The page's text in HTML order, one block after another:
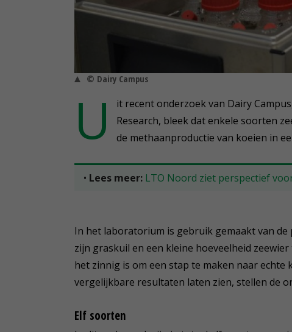
© Dairy Campus
U
it recent onderzoek van Dairy
Research, bleek dat enkele soorten
de methaanproductie van koeien in
• Lees meer: LTO Noord ziet perspectief
In het laboratorium is gebruik gemaakt van
zijn graskuil en een kleine hoeveelheid
het zinnig is om een stap te maken naar
vergelijkbare resultaten laten zien, stellen de
Elf soorten